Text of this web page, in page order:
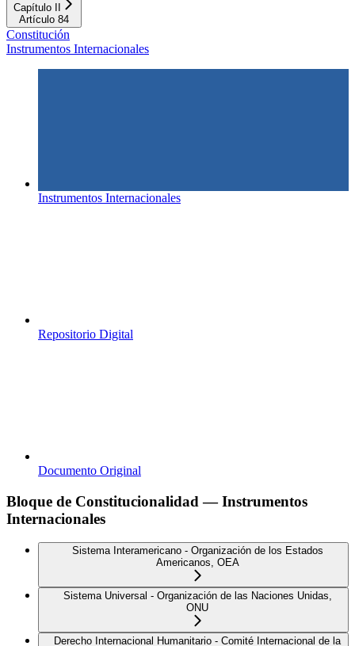
Capítulo II
Artículo 84
Constitución
Instrumentos Internacionales
Instrumentos Internacionales
Repositorio Digital
Documento Original
Bloque de Constitucionalidad — Instrumentos
Internacionales
Sistema Interamericano - Organización de los Estados
Americanos, OEA
Sistema Universal - Organización de las Naciones Unidas,
ONU
Derecho Internacional Humanitario - Comité Internacional de la